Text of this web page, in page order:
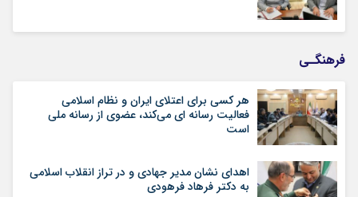
فرهنگـی
هر کسی برای اعتلای ایران و نظام اسلامی
فعالیت رسانه ای می‌کند، عضوی از رسانه ملی
است
اهدای نشان مدیر جهادی و در تراز انقلاب اسلامی
به دکتر فرهاد فرهودی